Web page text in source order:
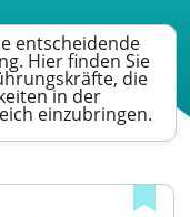
entscheidende
Hier finden Sie
die
in der
einzubringen.